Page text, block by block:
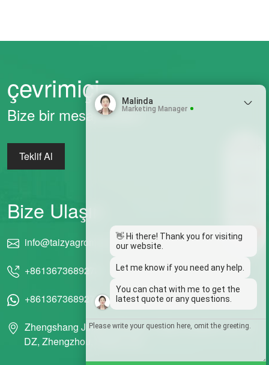
çevrimiçi
Bize bir mesaj bırakın
Teklif Al
Bize Ulaşın
info@taizyagromachine.com
+8613673689272
+8613673689272
Zhengshang Jingkai Meydanı, Doğu Hanghai Yolu, ET
DZ, Zhengzhou, Henan, Çin
Chat
Malinda
Marketing Manager
👋 Hi there! Thank you for visiting
our website.
Let me know if you need any help.
You can chat with me to get the
latest quote or any questions.